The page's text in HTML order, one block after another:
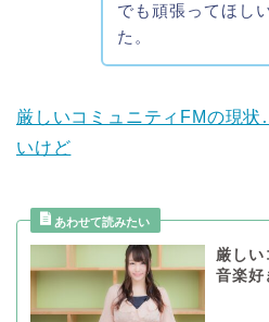
でも頑張ってほし
た。
厳しいコミュニティFMの現
いけど
厳し
音楽好